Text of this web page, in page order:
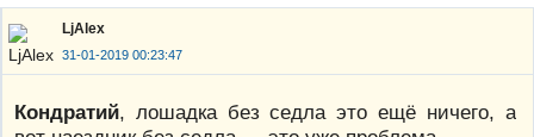
LjAlex
31-01-2019 00:23:47
Кондратий, лошадка без седла это ещё ничего, а